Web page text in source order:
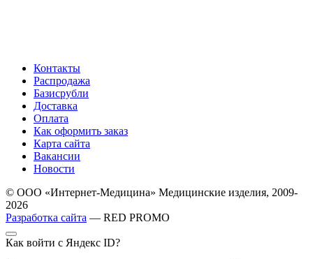
Контакты
Распродажа
Базисрубли
Доставка
Оплата
Как оформить заказ
Карта сайта
Вакансии
Новости
© ООО «Интернет-Медицина» Медицинские изделия, 2009-
2026
Разработка сайта — RED PROMO
Как войти с Яндекс ID?